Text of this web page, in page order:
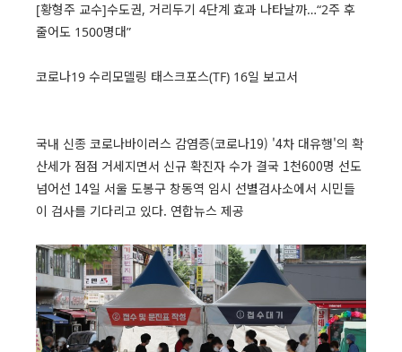
[황형주 교수]수도권, 거리두기 4단계 효과 나타날까…“2주 후
줄어도 1500명대”
코로나19 수리모델링 태스크포스(TF) 16일 보고서
국내 신종 코로나바이러스 감염증(코로나19) '4차 대유행'의 확
산세가 점점 거세지면서 신규 확진자 수가 결국 1천600명 선도
넘어선 14일 서울 도봉구 창동역 임시 선별검사소에서 시민들
이 검사를 기다리고 있다. 연합뉴스 제공